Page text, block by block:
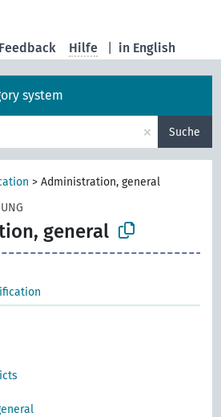
in English
Feedback Hilfe
system
× Suche
>Administration, general
general